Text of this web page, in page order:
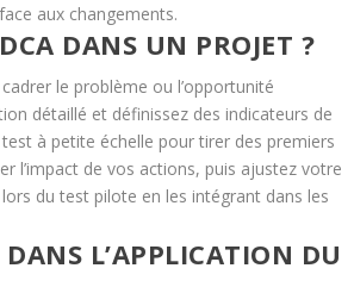
aux changements.
DANS UN PROJET ?
le problème ou l’opportunité
détaillé et définissez des indicateurs de
à petite échelle pour tirer des premiers
l’impact de vos actions, puis ajustez votre
du test pilote en les intégrant dans les
DANS L’APPLICATION DU